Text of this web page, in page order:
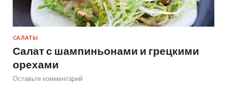
САЛАТЫ
Салат с шампиньонами и грецкими
орехами
Оставьте комментарий